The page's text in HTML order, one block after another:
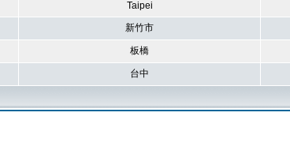
Taipei
新竹市
板橋
台中